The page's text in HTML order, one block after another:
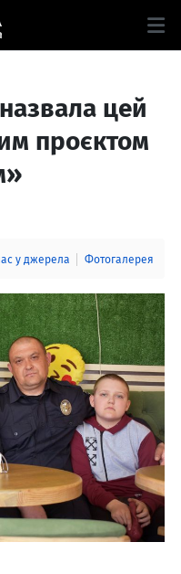
цей
проєктом
у джерела Фотогалерея